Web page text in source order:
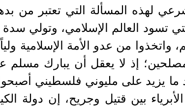
لهذه المسألة التي تعتبر من
تسود العالم الإسلامي، وتولي
من عدو الأمة الإسلامية
إذ لا يعقل أن يبارك
ما يزيد على مليوني فلسطيني
بين قتيل وجريح، إن دولة